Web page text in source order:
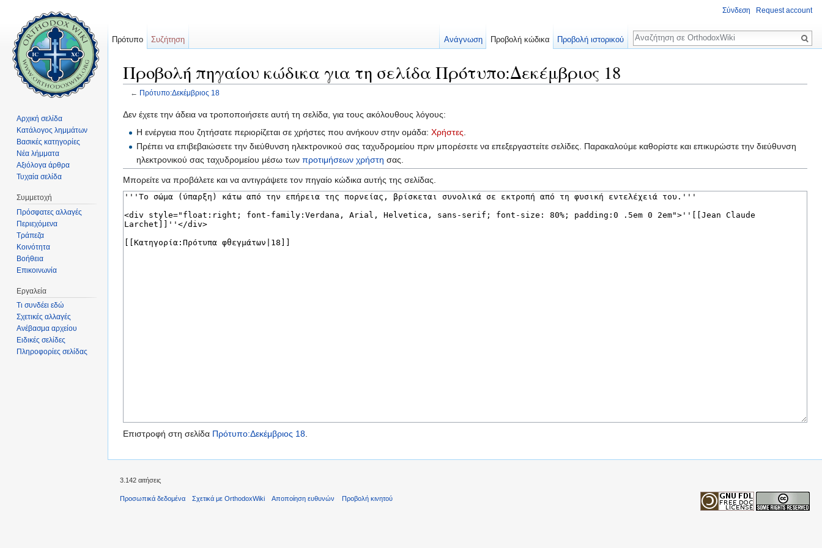
Προβολή πηγαίου κώδικα για τη σελίδα Πρότυπο:Δεκέμβριος 18
← Πρότυπο:Δεκέμβριος 18
Δεν έχετε την άδεια να τροποποιήσετε αυτή τη σελίδα, για τους ακόλουθους λόγους:
Η ενέργεια που ζητήσατε περιορίζεται σε χρήστες που ανήκουν στην ομάδα:Χρήστες
Πρέπει να επιβεβαιώσετε την διεύθυνση ηλεκτρονικού σας ταχυδρομείου πριν μπορέσετε να επεξεργαστείτε σελίδες. Παρακαλούμε καθορίστε και επικυρώστε την διεύθυνση
ηλεκτρονικού σας ταχυδρομείου μέσω τωνπροτιμήσεων χρήστη σας.
Μπορείτε να προβάλετε και να αντιγράψετε τον πηγαίο κώδικα αυτής της σελίδας.
Επιστροφή στη σελίδα Πρότυπο:Δεκέμβριος 18.
Σύνδεση Request account
Πρότυπο Συζήτηση Ανάγνωση Προβολή κώδικα Προβολή ιστορικού
Αναζήτηση
Αρχική σελίδα
Κατάλογος λημμάτων
Βασικές κατηγορίες
Νέα λήμματα
Αξιόλογα άρθρα
Τυχαία σελίδα
Συμμετοχή
Πρόσφατες αλλαγές
Περιεχόμενα
Τράπεζα
Κοινότητα
Βοήθεια
Επικοινωνία
Εργαλεία
Τι συνδέει εδώ
Σχετικές αλλαγές
Ανέβασμα αρχείου
Ειδικές σελίδες
Πληροφορίες σελίδας
3.142 αιτήσεις
Προσωπικά δεδομένα Σχετικά με OrthodoxWiki Αποποίηση ευθυνών Προβολή κινητού